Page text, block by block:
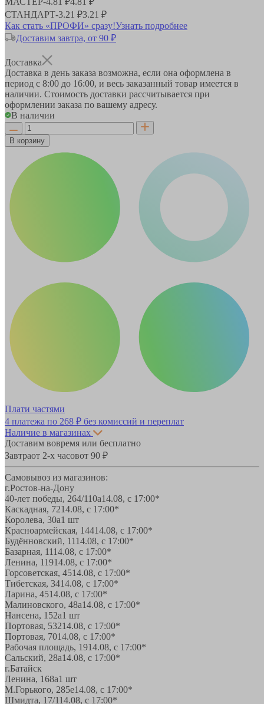
СТАНДАРТ-3.21 ₽3.21 ₽
Как стать «ПРОФИ» сразу!Узнать подробнее
Доставим завтра, от 90 ₽
Доставка
Доставка в день заказа возможна, если она оформлена в
период с 8:00 до 16:00, и весь заказанный товар имеется в
наличии. Стоимость доставки рассчитывается при
оформлении заказа по вашему адресу.
В наличии
В корзину
Плати частями
4 платежа по 268 ₽ без комиссий и переплат
Наличие в магазинах
Доставим вовремя или бесплатно
Завтраот 2-х часовот 90 ₽
Самовывоз из магазинов:
г.Ростов-на-Дону
40-лет победы, 264/110а14.08, с 17:00*
Каскадная, 7214.08, с 17:00*
Королева, 30а1 шт
Красноармейская, 14414.08, с 17:00*
Будённовский, 1114.08, с 17:00*
Базарная, 1114.08, с 17:00*
Ленина, 11914.08, с 17:00*
Горсоветская, 4514.08, с 17:00*
Тибетская, 3414.08, с 17:00*
Ларина, 4514.08, с 17:00*
Малиновского, 48а14.08, с 17:00*
Нансена, 152а1 шт
Портовая, 53214.08, с 17:00*
Портовая, 7014.08, с 17:00*
Рабочая площадь, 1914.08, с 17:00*
Сальский, 28a14.08, с 17:00*
г.Батайск
Ленина, 168а1 шт
М.Горького, 285е14.08, с 17:00*
Шмидта, 17/114.08, с 17:00*